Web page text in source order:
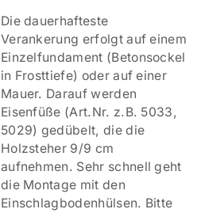
Die dauerhafteste
Verankerung erfolgt auf einem
Einzelfundament (Betonsockel
in Frosttiefe) oder auf einer
Mauer. Darauf werden
Eisenfüße (Art.Nr. z.B. 5033,
5029) gedübelt, die die
Holzsteher 9/9 cm
aufnehmen. Sehr schnell geht
die Montage mit den
Einschlagbodenhülsen. Bitte